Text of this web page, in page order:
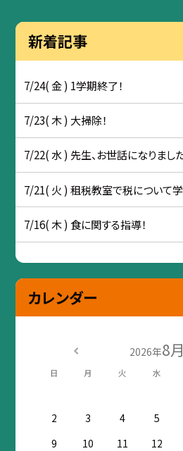
新着記事
7/24( 金 ) 1学期終了！
7/23( 木 ) 大掃除！
7/22( 水 ) 先生、お世話になりました
7/21( 火 ) 租税教室で税について
7/16( 木 ) 食に関する指導！
カレンダー
2026年8月
日 月 火 水
2
3 4 5
9
10 11 12